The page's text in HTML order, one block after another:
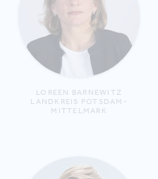
LOREEN BARNEWITZ
LANDKREIS POTSDAM-
MITTELMARK